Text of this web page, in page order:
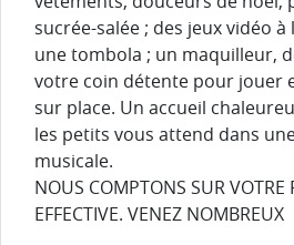
sucrée-salée ; des jeux vidéo à
une tombola ; un maquilleur,
votre coin détente pour jouer
sur place. Un accueil
les petits vous attend dans
musicale.
NOUS COMPTONS SUR VOTRE
EFFECTIVE. VENEZ NOMBREUX